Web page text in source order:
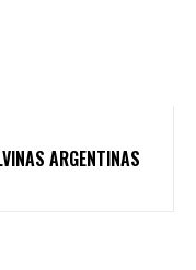
ARGENTINAS